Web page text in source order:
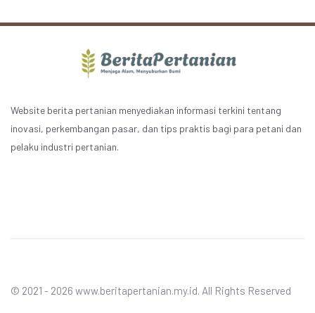
Website berita pertanian menyediakan informasi terkini tentang
inovasi, perkembangan pasar, dan tips praktis bagi para petani dan
pelaku industri pertanian.
© 2021 - 2026 www.beritapertanian.my.id. All Rights Reserved